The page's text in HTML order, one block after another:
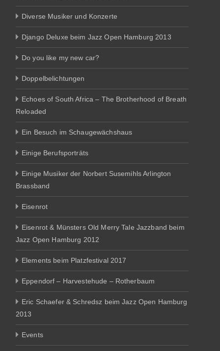
Diverse Musiker und Konzerte
Django Deluxe beim Jazz Open Hamburg 2013
Do you like my new car?
Doppelbelichtungen
Echoes of South Africa – The Brotherhood of Breath
Reloaded
Ein Besuch im Schaugewächshaus
Einige Berufsporträts
Einige Musiker der Norbert Susemihls Arlington
Brassband
Eisenrot
Eisenrot & Münsters Old Merry Tale Jazzband beim
Jazz Open Hamburg 2012
Elements beim Platzfestival 2017
Eppendorf – Harvestehude – Rotherbaum
Eric Schaefer & Schredsz beim Jazz Open Hamburg
2013
Events